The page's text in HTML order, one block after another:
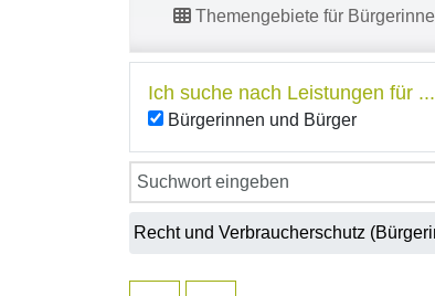
Themengebiete für
Ich suche nach Leistungen für ...
Bürgerinnen und Bürger